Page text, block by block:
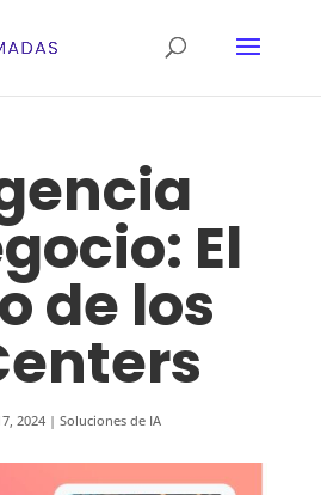
El
de los
2024| Soluciones de IA